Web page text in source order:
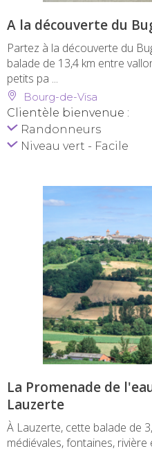
A la découverte du
Partez à la découverte du
balade de 13,4 km entre
petits pa ...
Bourg-de-Visa
Clientèle bienvenue :
Randonneurs
Niveau vert - Facile
La Promenade de
Lauzerte
À Lauzerte, cette balade de
médiévales, fontaines,